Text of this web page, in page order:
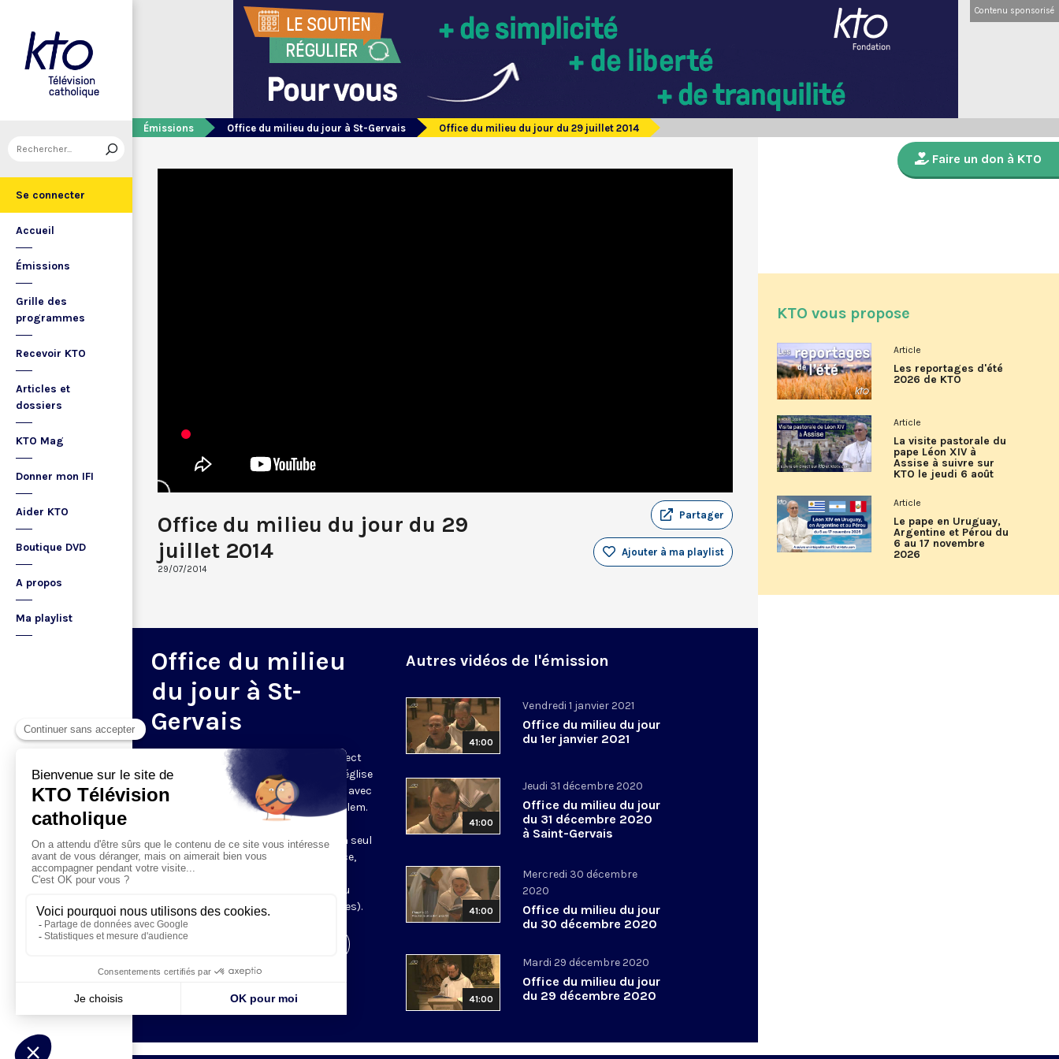
Se connecter
Accueil
Émissions
Grille des
programmes
Recevoir KTO
Articles et
dossiers
KTO Mag
Donner mon IFI
Aider KTO
Boutique DVD
A propos
Ma playlist
Contenu sponsorisé
Émissions Office du milieu du jour à St-Gervais Office du milieu du jour du 29 juillet 2014
Office du milieu du jour du 29
juillet 2014
29/07/2014
Partager
Ajouter à ma playlist
Office du milieu
du jour à St-
Gervais
Du mardi au samedi, KTO diffuse en direct
l’office du milieu du jour, en direct de l’église
Saint-Gervais-Saint-Protais (Paris 4e), avec
les Fraternités Monastiques de Jérusalem.
L’Office du Milieu du Jour regroupe, en
particulier, «au milieu du jour» et en un seul
office, les heures monastiques de Tierce,
Sexte et None. Il permet à l’Église de
retrouver son Seigneur entre l’office du
matin (Laudes) et l’office du soir (Vêpres).
Autres vidéos de l'émission
41:00
Vendredi 1 janvier 2021
Office du milieu du jour
du 1er janvier 2021
41:00
Jeudi 31 décembre 2020
Office du milieu du jour
du 31 décembre 2020
à Saint-Gervais
41:00
Mercredi 30 décembre
2020
Office du milieu du jour
du 30 décembre 2020
41:00
Mardi 29 décembre 2020
Office du milieu du jour
du 29 décembre 2020
Faire un don à KTO
KTO vous propose
Article
Les reportages d'été
2026 de KTO
Article
La visite pastorale du
pape Léon XIV à
Assise à suivre sur
KTO le jeudi 6 août
Article
Le pape en Uruguay,
Argentine et Pérou du
6 au 17 novembre
2026